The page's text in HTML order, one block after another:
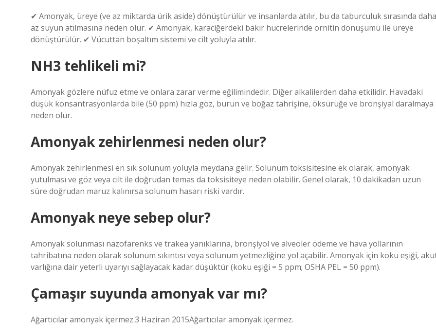
✔ Amonyak, üreye (ve az miktarda ürik aside) dönüştürülür ve insanlarda atılır, bu da taburculuk sırasında daha
az suyun atılmasına neden olur. ✔ Amonyak, karaciğerdeki bakır hücrelerinde ornitin dönüşümü ile üreye
dönüştürülür. ✔ Vücuttan boşaltım sistemi ve cilt yoluyla atılır.
NH3 tehlikeli mi?
Amonyak gözlere nüfuz etme ve onlara zarar verme eğilimindedir. Diğer alkalilerden daha etkilidir. Havadaki
düşük konsantrasyonlarda bile (50 ppm) hızla göz, burun ve boğaz tahrişine, öksürüğe ve bronşiyal daralmaya
neden olur.
Amonyak zehirlenmesi neden olur?
Amonyak zehirlenmesi en sık solunum yoluyla meydana gelir. Solunum toksisitesine ek olarak, amonyak
yutulması ve göz veya cilt ile doğrudan temas da toksisiteye neden olabilir. Genel olarak, 10 dakikadan uzun
süre doğrudan maruz kalınırsa solunum hasarı riski vardır.
Amonyak neye sebep olur?
Amonyak solunması nazofarenks ve trakea yanıklarına, bronşiyol ve alveoler ödeme ve hava yollarının
tahribatına neden olarak solunum sıkıntısı veya solunum yetmezliğine yol açabilir. Amonyak için koku eşiği,
varlığına dair yeterli uyarıyı sağlayacak kadar düşüktür (koku eşiği = 5 ppm; OSHA PEL = 50 ppm).
Çamaşır suyunda amonyak var mı?
Ağartıcılar amonyak içermez.3 Haziran 2015Ağartıcılar amonyak içermez.